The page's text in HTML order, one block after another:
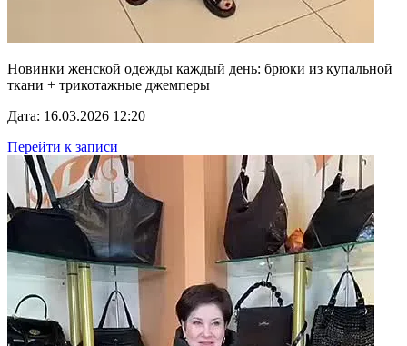
Новинки женской одежды каждый день: брюки из купальной
ткани + трикотажные джемперы
Дата: 16.03.2026 12:20
Перейти к записи